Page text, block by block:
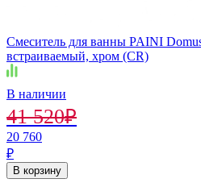
Смеситель для ванны PAINI
встраиваемый, хром (CR)
В наличии
41 520₽
20 760
₽
В корзину